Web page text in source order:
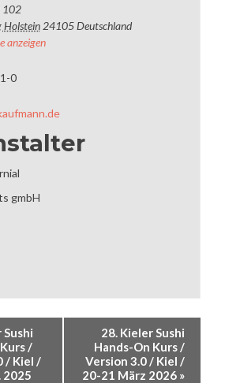
102
Holstein 24105Deutschland
anzeigen
0
gmbH
Sushi
/
/ Kiel /
2025
28. Kieler Sushi
Hands-On Kurs /
Version 3.0 / Kiel /
20-21 März 2026 »